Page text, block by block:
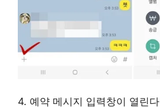
4. 예약 메시지 입력창이 열린